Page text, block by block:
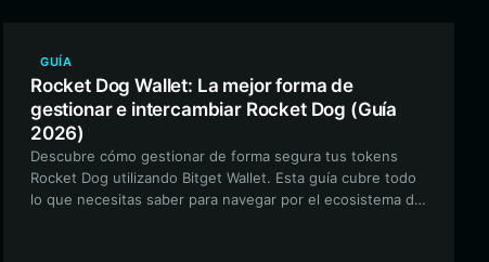
GUÍA
Rocket Dog Wallet: La mejor forma de
gestionar e intercambiar Rocket Dog (Guía
2026)
Descubre cómo gestionar de forma segura tus tokens
Rocket Dog utilizando Bitget Wallet. Esta guía cubre todo
lo que necesitas saber para navegar por el ecosistema de